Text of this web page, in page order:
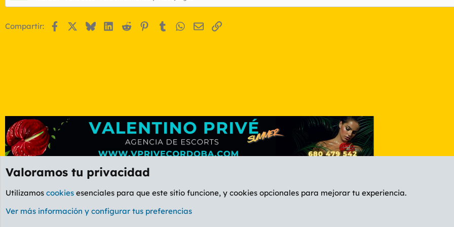
Compartir: FacebookBlueskyLinkedIn
Reddit Pinterest
Tumblr WhatsApp
EmailEnlace
Foro Informática y Videojuegos
Valoramos tu privacidad
Utilizamos cookies esenciales para que este sitio funcione, y cookies opcionales para mejorar tu experiencia.
Ver más información y configurar tus preferencias